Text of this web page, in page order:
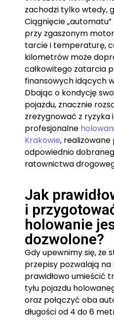
zachodzi tylko wtedy,
Ciągnięcie
przy zgaszonym
tarcie i temperaturę,
kilometrów może
całkowitego zatarcia
finansowych idących
Dbając o kondycję
pojazdu, znacznie
zrezygnować z ryzyka
profesjonalne
Krakowie,
odpowiednio
ratownictwa
Jak
i
holowanie
dozwolone?
Gdy upewnimy się, że
przepisy pozwalają na
prawidłowo umieścić
tyłu pojazdu
oraz połączyć oba
długości od 4 do 6